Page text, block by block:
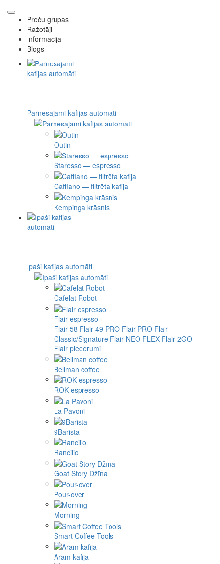
Preču grupas
Ražotāji
Informācija
Blogs
Pārnēsājami kafijas automāti
Outin
Staresso — espresso
Cafflano — filtrēta kafija
Kempinga krāsnis
Īpaši kafijas automāti
Cafelat Robot
Flair espresso
Flair 58 Flair 49 PRO Flair PRO Flair
Classic/Signature Flair NEO FLEX Flair 2GO
Flair piederumi
Bellman coffee
ROK espresso
La Pavoni
9Barista
Rancilio
Goat Story Džīna
Pour-over
Morning
Smart Coffee Tools
Aram kafija